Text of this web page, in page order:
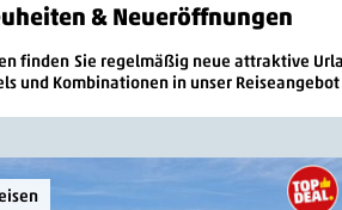
& Neueröffnungen
finden Sie regelmäßig neue attraktive
und Kombinationen in unser